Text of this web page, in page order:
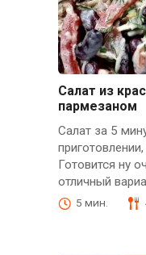
Салат из
пармезаном
Салат за 5
Готовится ну
отличный
5 мин.